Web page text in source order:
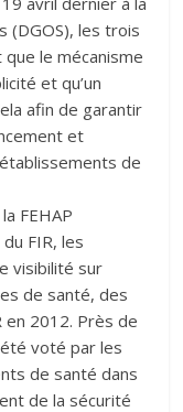
(DGOS), les trois
le mécanisme
et qu’un
afin de garantir
et
de
FEHAP
FIR, les
visibilité sur
de santé, des
en 2012. Près de
voté par les
de santé dans
de la sécurité